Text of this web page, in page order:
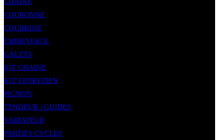
COURONNE
COURROIE
EMBRAYAGE
GALETS
KIT CHAINE
KIT ENTRETIEN
PIGNON
TENDEUR / GUIDES
VARIATEUR
PARTIES CYCLES